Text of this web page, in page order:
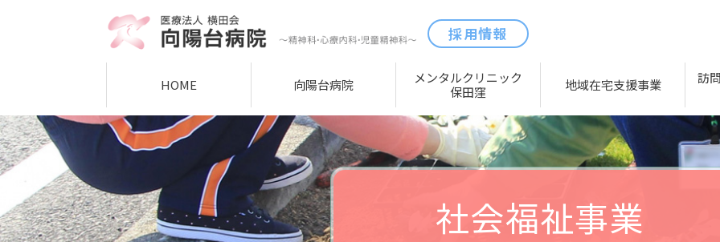
採用情報
HOME 向陽台病院
メンタルクリニック
保田窪
地域在宅支援事業 訪
社会福祉事業